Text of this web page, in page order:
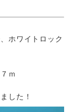
ホワイトロック
ｍ
した！